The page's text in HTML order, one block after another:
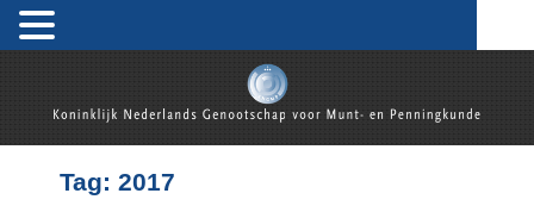
Koninklijk Nederlands Genootschap voor Munt- en
Tag: 2017